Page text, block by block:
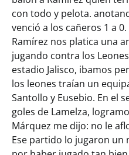
con todo y pelota.
venció a los cañeros 1 a 0.
Ramírez nos platica una
jugando contra los
estadio Jalisco, ibamos
los leones traían un
Santollo y Eusebio. En el
goles de Lamelza,
Márquez me dijo: no le
Ese partido lo jugaron un